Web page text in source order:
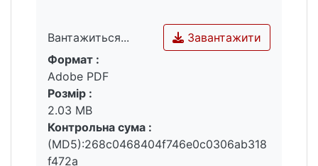
Вантажиться...
Вантажиться...
Завантажити
Формат :
Adobe PDF
Розмір :
2.03 MB
Контрольна сума :
(MD5):268c0468404f746e0c0306ab318
f472a